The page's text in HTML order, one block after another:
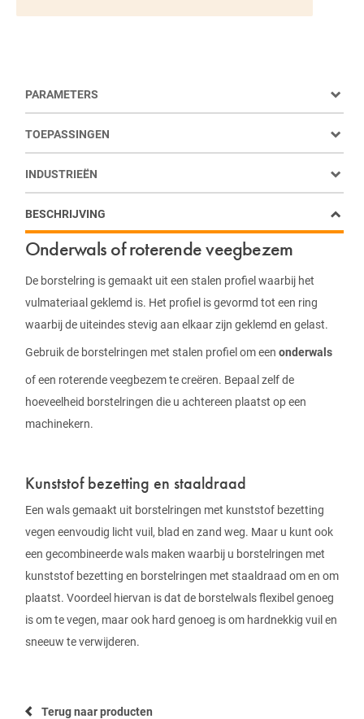
Onderwals of roterende veegbezem
De borstelring is gemaakt uit een stalen profiel waarbij het
vulmateriaal geklemd is. Het profiel is gevormd tot een ring
waarbij de uiteindes stevig aan elkaar zijn geklemd en gelast.
Gebruik de borstelringen met stalen profiel om een onderwals
of een roterende veegbezem te creëren. Bepaal zelf de
hoeveelheid borstelringen die u achtereen plaatst op een
machinekern.
Kunststof bezetting en staaldraad
Een wals gemaakt uit borstelringen met kunststof bezetting
vegen eenvoudig licht vuil, blad en zand weg. Maar u kunt ook
een gecombineerde wals maken waarbij u borstelringen met
kunststof bezetting en borstelringen met staaldraad om en om
plaatst. Voordeel hiervan is dat de borstelwals flexibel genoeg
is om te vegen, maar ook hard genoeg is om hardnekkig vuil en
sneeuw te verwijderen.
Terug naar producten
BESCHRIJVING
PARAMETERS
TOEPASSINGEN
INDUSTRIEËN